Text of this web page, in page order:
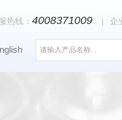
热线： 4008371009 | 企